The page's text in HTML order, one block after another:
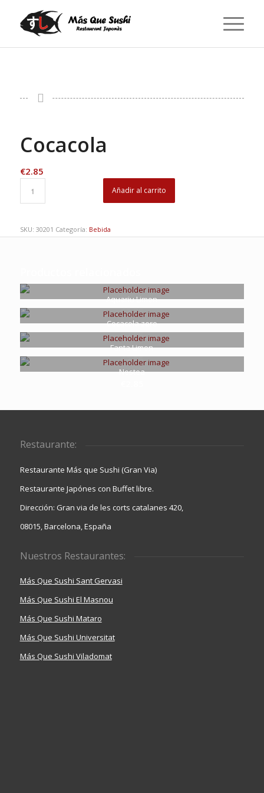
Cocacola
€2.85
Añadir al carrito
SKU: 30201 Categoría: Bebida
Aquariu Limon
€2.85
Cocacola zero
€2.85
Fanta Limon
€2.85
Nestea
Restaurante:
Restaurante Más que Sushi (Gran Via)
Restaurante Japónes con Buffet libre.
Dirección: Gran via de les corts catalanes 420,
08015, Barcelona, España
Nuestros Restaurantes:
Más Que Sushi Sant Gervasi
Más Que Sushi El Masnou
Más Que Sushi Mataro
Más Que Sushi Universitat
Más Que Sushi Viladomat